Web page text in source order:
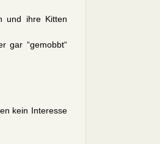
und ihre Kitten
gar “gemobbt“
kein Interesse